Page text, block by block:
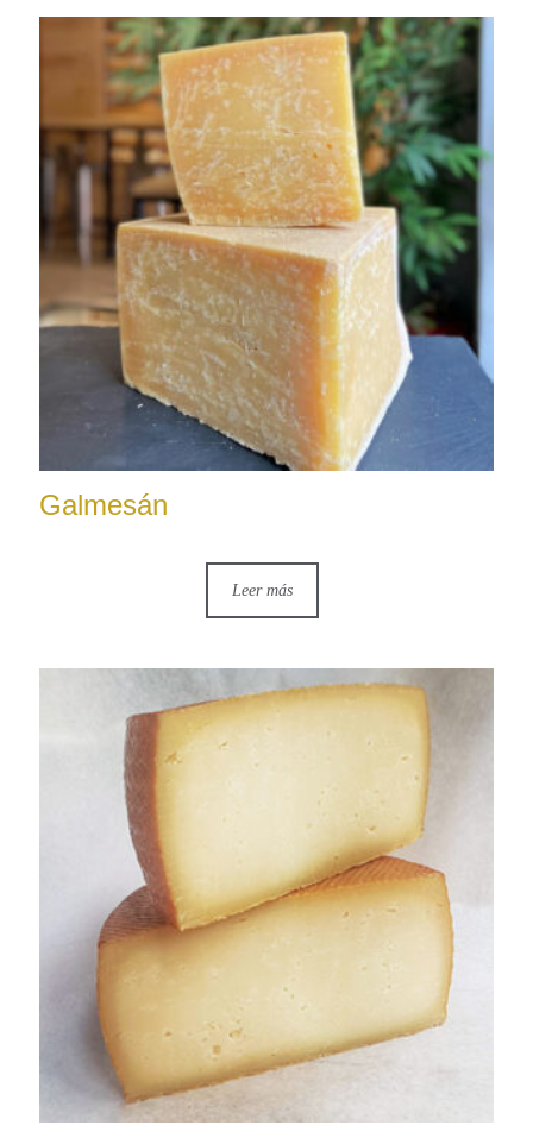
Galmesán
Leer más